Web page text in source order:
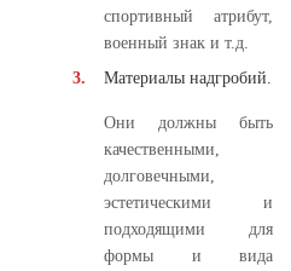
спортивный атрибут,
военный знак и т.д.
Материалы надгробий.
Они должны быть
качественными,
долговечными,
эстетическими и
подходящими для
формы и вида